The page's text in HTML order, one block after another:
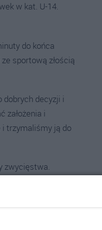
w kat. U-14.
do końca
sportową złością
dobrych decyzji i
założenia i
i trzymaliśmy ją do
zwycięstwa.
Garwolin.
Wysocki i Hubert